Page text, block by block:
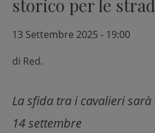
storico per le
13 Settembre 2025 - 19:00
di Red.
La sfida tra i cavalieri
14 settembre